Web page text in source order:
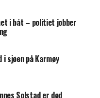
i båt – politiet jobber
i sjøen på Karmøy
Solstad er død